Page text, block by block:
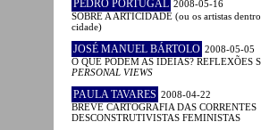
PEDRO PORTUGAL 2008-05-16
SOBRE A ARTICIDADE (ou os artistas
cidade)
JOSÉ MANUEL BÁRTOLO 2008-05-05
O QUE PODEM AS IDEIAS? REFLEXÕES
PERSONAL VIEWS
PAULA TAVARES 2008-04-22
BREVE CARTOGRAFIA DAS CORRENTES
DESCONSTRUTIVISTAS FEMINISTAS